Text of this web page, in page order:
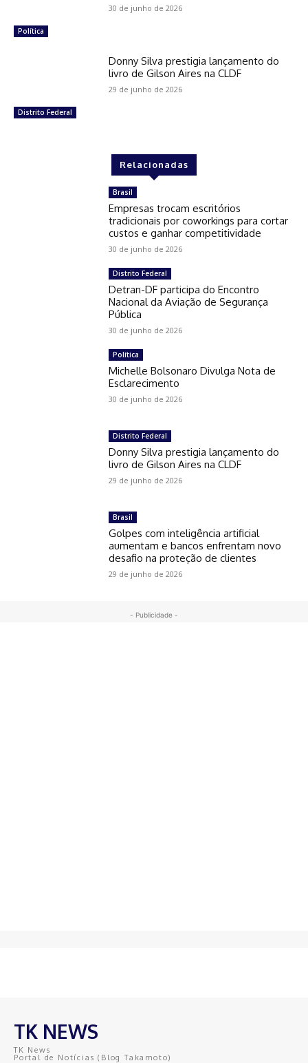
Política
30 de junho de 2026
Distrito Federal
Donny Silva prestigia lançamento do
livro de Gilson Aires na CLDF
29 de junho de 2026
Relacionadas
Brasil
Empresas trocam escritórios
tradicionais por coworkings para cortar
custos e ganhar competitividade
30 de junho de 2026
Distrito Federal
Detran-DF participa do Encontro
Nacional da Aviação de Segurança
Pública
30 de junho de 2026
Política
Michelle Bolsonaro Divulga Nota de
Esclarecimento
30 de junho de 2026
Distrito Federal
Donny Silva prestigia lançamento do
livro de Gilson Aires na CLDF
29 de junho de 2026
Brasil
Golpes com inteligência artificial
aumentam e bancos enfrentam novo
desafio na proteção de clientes
29 de junho de 2026
- Publicidade -
TK NEWS
TK News
Portal de Notícias (Blog Takamoto)